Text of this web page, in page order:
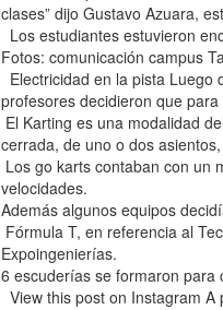
clases” dijo Gustavo Azuara,
Los estudiantes estuvieron
Fotos: comunicación campus
Electricidad en la pista
profesores decidieron que
El Karting es una modalidad
cerrada, de uno o dos
Los go karts contaban con un
velocidades.
Además algunos equipos
Fórmula T, en referencia al
Expoingenierías.
6 escuderías se formaron
View this post on Instagram